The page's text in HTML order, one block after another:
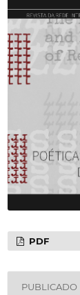
PDF
PUBLICADO